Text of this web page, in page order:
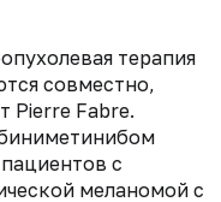
терапия
совместно,
Pierre Fabre.
с
меланомой с